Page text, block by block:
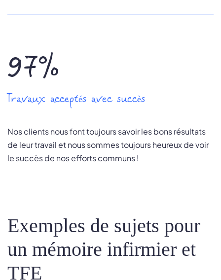
97%
Travaux acceptés avec succès
Nos clients nous font toujours savoir les bons résultats
de leur travail et nous sommes toujours heureux de voir
le succès de nos efforts communs !
Exemples de sujets pour
un mémoire infirmier et
TFE